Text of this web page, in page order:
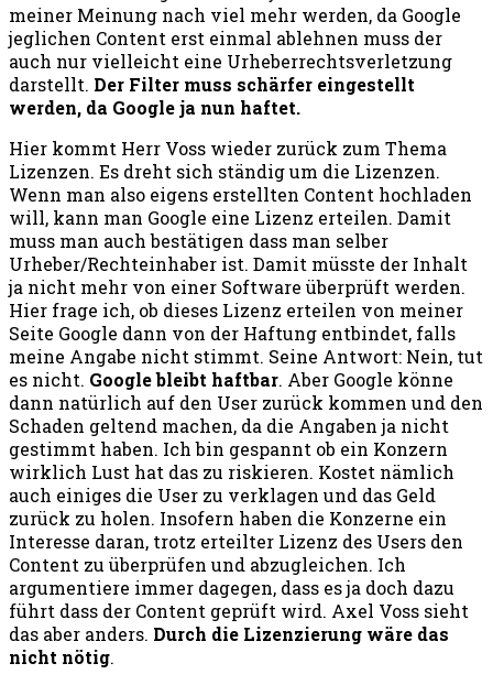
meiner Meinung nach viel mehr werden, da Google
jeglichen Content erst einmal ablehnen muss der
auch nur vielleicht eine Urheberrechtsverletzung
darstellt. Der Filter muss schärfer eingestellt
werden, da Google ja nun haftet.
Hier kommt Herr Voss wieder zurück zum Thema
Lizenzen. Es dreht sich ständig um die Lizenzen.
Wenn man also eigens erstellten Content hochladen
will, kann man Google eine Lizenz erteilen. Damit
muss man auch bestätigen dass man selber
Urheber/Rechteinhaber ist. Damit müsste der Inhalt
ja nicht mehr von einer Software überprüft werden.
Hier frage ich, ob dieses Lizenz erteilen von meiner
Seite Google dann von der Haftung entbindet, falls
meine Angabe nicht stimmt. Seine Antwort: Nein, tut
es nicht. Google bleibt haftbar. Aber Google könne
dann natürlich auf den User zurück kommen und den
Schaden geltend machen, da die Angaben ja nicht
gestimmt haben. Ich bin gespannt ob ein Konzern
wirklich Lust hat das zu riskieren. Kostet nämlich
auch einiges die User zu verklagen und das Geld
zurück zu holen. Insofern haben die Konzerne ein
Interesse daran, trotz erteilter Lizenz des Users den
Content zu überprüfen und abzugleichen. Ich
argumentiere immer dagegen, dass es ja doch dazu
führt dass der Content geprüft wird. Axel Voss sieht
das aber anders. Durch die Lizenzierung wäre das
nicht nötig.